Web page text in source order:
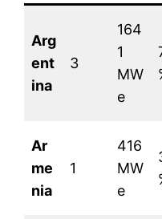
Arg
ent
ina
3
164
1
MW
e
Ar
me
nia
1
416
MW
e